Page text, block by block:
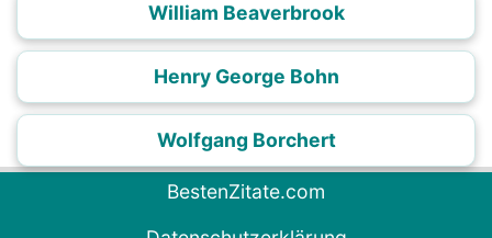
William Beaverbrook
Henry George Bohn
Wolfgang Borchert
BestenZitate.com